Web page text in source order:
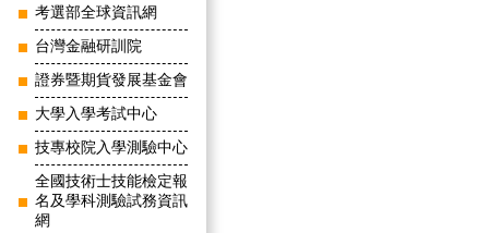
考選部全球資訊網
台灣金融研訓院
證券暨期貨發展基金會
大學入學考試中心
技專校院入學測驗中心
全國技術士技能檢定報
名及學科測驗試務資訊
網